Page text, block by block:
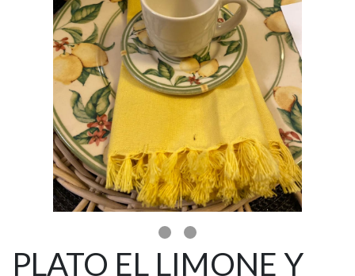
PLATO EL LIMONE Y